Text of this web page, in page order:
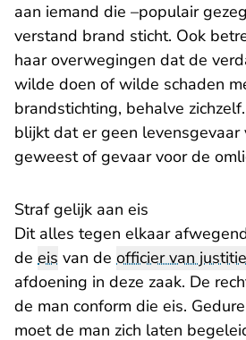
aan iemand die –populair
verstand brand sticht. Ook
haar overwegingen dat de
wilde doen of wilde schaden
brandstichting, behalve
blijkt dat er geen levensgevaar
geweest of gevaar voor de
Straf gelijk aan eis
Dit alles tegen elkaar
de eis van de officier van justitie
afdoening in deze zaak. De
de man conform die eis.
moet de man zich laten